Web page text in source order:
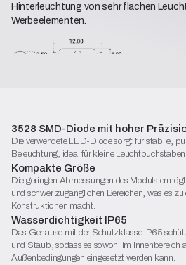
Hinterleuchtung von sehr flachen
Werbeelementen.
Beginnen Sie mit der Konfiguration
3528 SMD-Diode mit hoher
Die verwendete LED-Diode sorgt für stabile,
Beleuchtung, ideal für kleine
Kompakte Größe
Die geringen Abmessungen des Moduls
und schwer zugänglichen Bereichen, was es
Konstruktionen macht.
Wasserdichtigkeit IP65
Das Gehäuse mit der Schutzklasse IP65
und Staub, sodass es sowohl im Innenbereich
Außenbedingungen eingesetzt werden kann.